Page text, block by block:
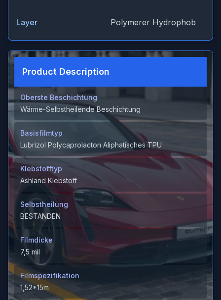
Layer Polymerer Hydrophob
Product Description
Oberste Beschichtung
Wärme-Selbstheilende Beschichtung
Basisfilmtyp
Lubrizol Polycaprolacton Aliphatisches TPU
Klebstofftyp
Ashland Klebstoff
Selbstheilung
BESTANDEN
Filmdicke
7,5 mil
Filmspezifikation
1,52*15m